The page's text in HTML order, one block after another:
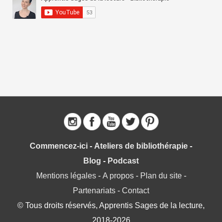
e
r
Commencez-ici - Ateliers de bibliothérapie -
Blog - Podcast
Mentions légales- A propos- Plan du site-
Partenariats - Contact
© Tous droits réservés, Apprentis Sages de la lecture,
2018-2026